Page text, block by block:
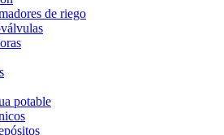
de riego
potable